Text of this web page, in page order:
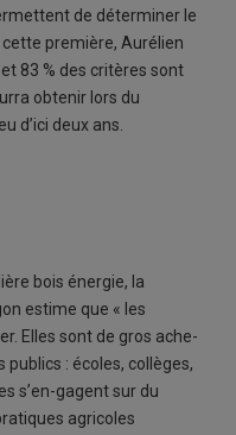
de déterminer le
première, Aurélien
83 % des critères sont
obtenir lors du
d’ici deux ans.
bois énergie, la
estime que « les
Elles sont de gros ache-
: écoles, collèges,
s’en-gagent sur du
agricoles